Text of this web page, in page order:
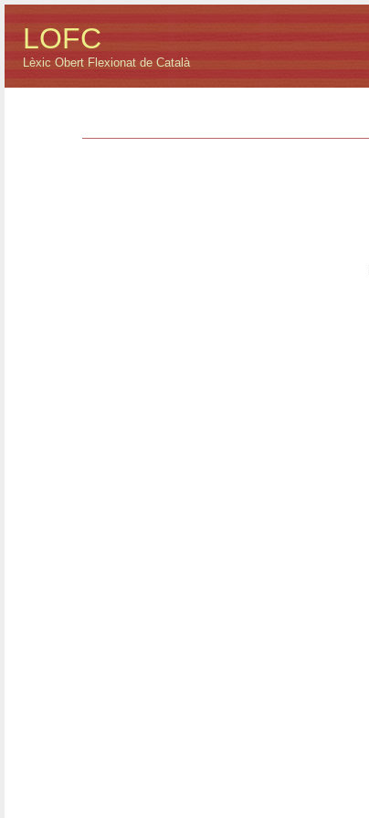
LOFC
Lèxic Obert Flexionat de Català